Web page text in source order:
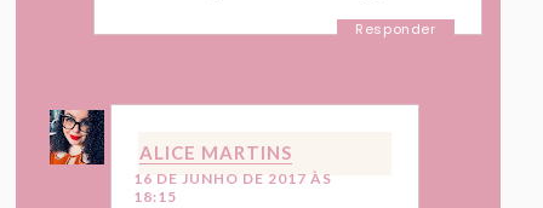
Responder
ALICE MARTINS
16 DE JUNHO DE 2017 ÀS
18:15